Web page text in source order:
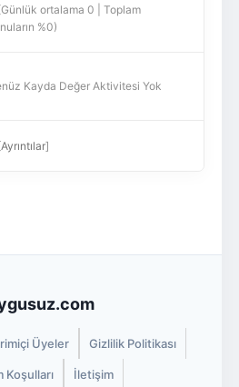
ortalama 0 | Toplam
%0)
Kayda Değer Aktivitesi Yok
Ayrıntılar]
Üyeler Gizlilik Politikası
Koşulları İletişim